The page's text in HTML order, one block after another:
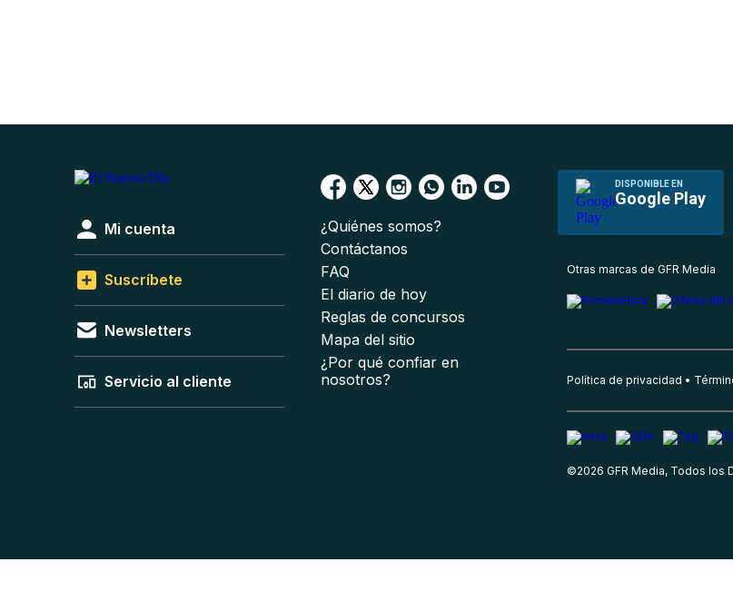
DISPONIBLE EN
Google Play
Mi cuenta
Suscríbete
Newsletters
Servicio al cliente
¿Quiénes somos?
Contáctanos
FAQ
El diario de hoy
Reglas de concursos
Mapa del sitio
¿Por qué confiar en
nosotros?
Otras marcas de GFR Media
Política de privacidad
©2026 GFR Media, Todos los